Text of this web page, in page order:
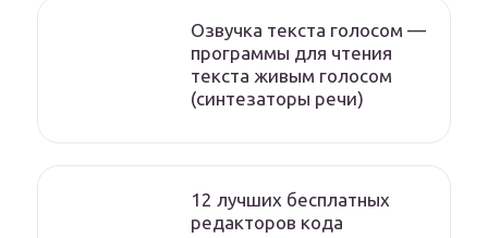
Озвучка текста голосом —
программы для чтения
текста живым голосом
(синтезаторы речи)
12 лучших бесплатных
редакторов кода